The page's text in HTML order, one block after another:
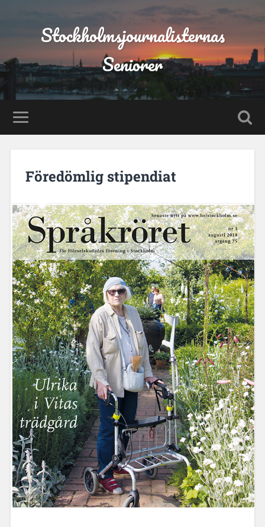
Stockholmsjournalisternas
Seniorer
Föredömlig stipendiat